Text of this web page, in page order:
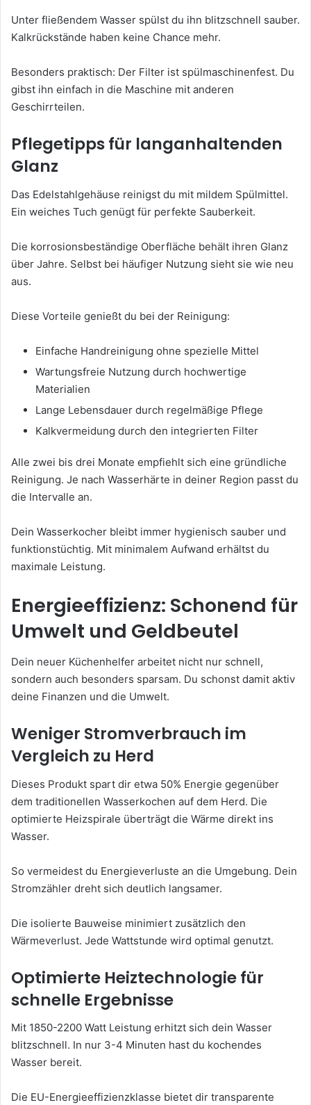
Unter fließendem Wasser spülst du ihn blitzschnell sauber.
Kalkrückstände haben keine Chance mehr.
Besonders praktisch: Der Filter ist spülmaschinenfest. Du
gibst ihn einfach in die Maschine mit anderen
Geschirrteilen.
Pflegetipps für langanhaltenden
Glanz
Das Edelstahlgehäuse reinigst du mit mildem Spülmittel.
Ein weiches Tuch genügt für perfekte Sauberkeit.
Die korrosionsbeständige Oberfläche behält ihren Glanz
über Jahre. Selbst bei häufiger Nutzung sieht sie wie neu
aus.
Diese Vorteile genießt du bei der Reinigung:
Einfache Handreinigung ohne spezielle Mittel
Wartungsfreie Nutzung durch hochwertige
Materialien
Lange Lebensdauer durch regelmäßige Pflege
Kalkvermeidung durch den integrierten Filter
Alle zwei bis drei Monate empfiehlt sich eine gründliche
Reinigung. Je nach Wasserhärte in deiner Region passt du
die Intervalle an.
Dein Wasserkocher bleibt immer hygienisch sauber und
funktionstüchtig. Mit minimalem Aufwand erhältst du
maximale Leistung.
Energieeffizienz: Schonend für
Umwelt und Geldbeutel
Dein neuer Küchenhelfer arbeitet nicht nur schnell,
sondern auch besonders sparsam. Du schonst damit aktiv
deine Finanzen und die Umwelt.
Weniger Stromverbrauch im
Vergleich zu Herd
Dieses Produkt spart dir etwa 50% Energie gegenüber
dem traditionellen Wasserkochen auf dem Herd. Die
optimierte Heizspirale überträgt die Wärme direkt ins
Wasser.
So vermeidest du Energieverluste an die Umgebung. Dein
Stromzähler dreht sich deutlich langsamer.
Die isolierte Bauweise minimiert zusätzlich den
Wärmeverlust. Jede Wattstunde wird optimal genutzt.
Optimierte Heiztechnologie für
schnelle Ergebnisse
Mit 1850-2200 Watt Leistung erhitzt sich dein Wasser
blitzschnell. In nur 3-4 Minuten hast du kochendes
Wasser bereit.
Die EU-Energieeffizienzklasse bietet dir transparente